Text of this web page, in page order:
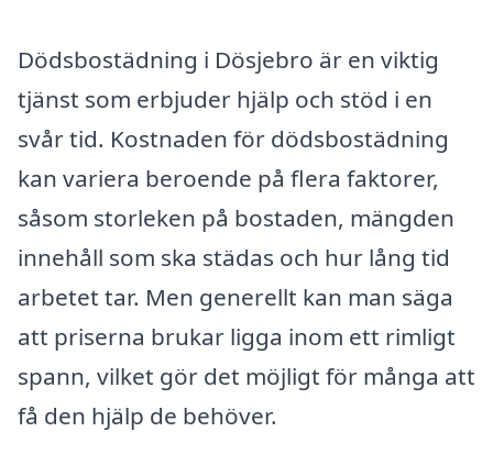
Dödsbostädning i Dösjebro är en viktig
tjänst som erbjuder hjälp och stöd i en
svår tid. Kostnaden för dödsbostädning
kan variera beroende på flera faktorer,
såsom storleken på bostaden, mängden
innehåll som ska städas och hur lång tid
arbetet tar. Men generellt kan man säga
att priserna brukar ligga inom ett rimligt
spann, vilket gör det möjligt för många att
få den hjälp de behöver.